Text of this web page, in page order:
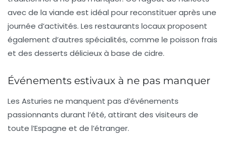
avec de la viande est idéal pour reconstituer après une
journée d’activités. Les restaurants locaux proposent
également d’autres spécialités, comme le poisson frais
et des desserts délicieux à base de cidre.
Événements estivaux à ne pas manquer
Les Asturies ne manquent pas d’événements
passionnants durant l’été, attirant des visiteurs de
toute l’Espagne et de l’étranger.